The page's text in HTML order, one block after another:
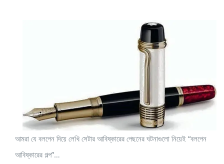
আমরা যে বলপেন দিয়ে লেখি সেটার আবিষ্কারের পেছনের ঘটনাগুলো নিয়েই “বলপেন
আবিষ্কারের গল্প”…